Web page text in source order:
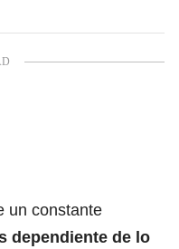
un constante
dependiente de lo